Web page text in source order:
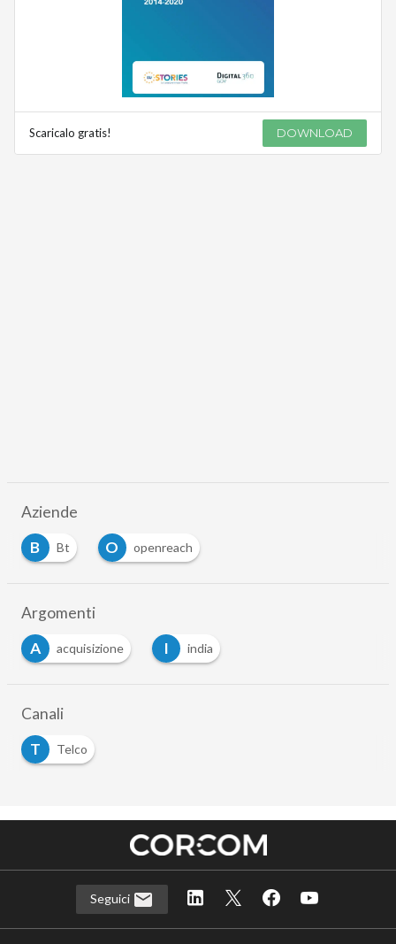
Scaricalo gratis! DOWNLOAD
Aziende
B
Bt O
openreach
Argomenti
A
acquisizione I
india
Canali
T
Telco
Seguici